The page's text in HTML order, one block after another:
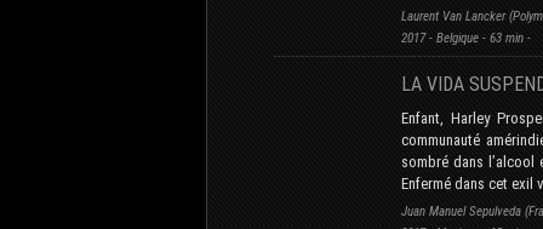
Laurent Van Lancker
2017 - Belgique - 63 min -
LA VIDA
Enfant, Harley
communauté
sombré dans l’alcool
Enfermé dans cet exil
Juan Manuel Sepulveda